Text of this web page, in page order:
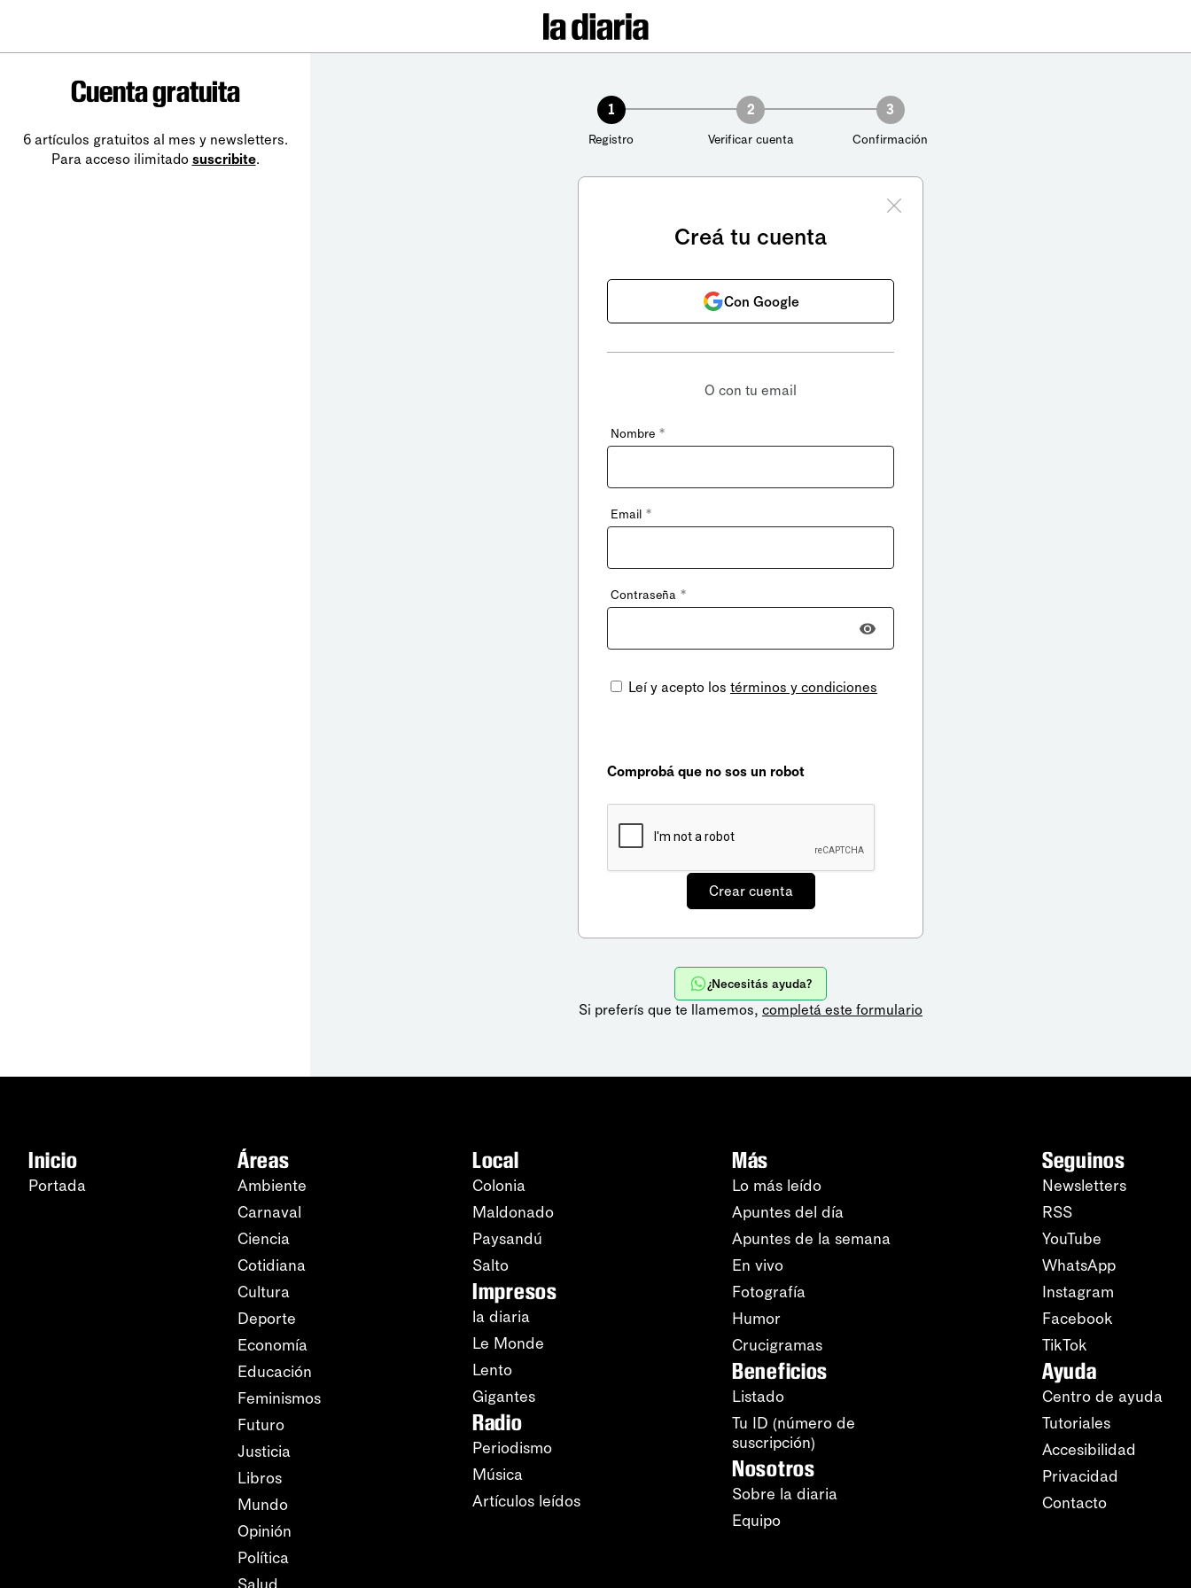
Cuenta gratuita
6 artículos gratuitos al mes y newsletters.
Para acceso ilimitado suscribite.
1
Registro
2
Verificar cuenta
3
Confirmación
Creá tu cuenta
Con Google
O con tu email
Nombre *
Email *
Contraseña *
Leí y acepto los términos y condiciones
Comprobá que no sos un robot
¿Necesitás ayuda?
Si preferís que te llamemos, completá este formulario
Inicio
Portada
Áreas
Ambiente
Carnaval
Ciencia
Cotidiana
Cultura
Deporte
Economía
Educación
Feminismos
Futuro
Justicia
Libros
Mundo
Opinión
Política
Local
Colonia
Maldonado
Paysandú
Salto
Impresos
la diaria
Le Monde
Lento
Gigantes
Radio
Periodismo
Música
Artículos leídos
Más
Lo más leído
Apuntes del día
Apuntes de la semana
En vivo
Fotografía
Humor
Crucigramas
Beneficios
Listado
Tu ID (número de
suscripción)
Nosotros
Sobre la diaria
Equipo
Seguinos
Newsletters
RSS
YouTube
WhatsApp
Instagram
Facebook
TikTok
Ayuda
Centro de ayuda
Tutoriales
Accesibilidad
Privacidad
Contacto